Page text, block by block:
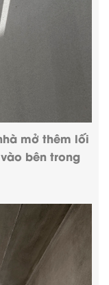
mở thêm lối
bên trong